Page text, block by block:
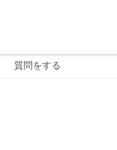
質問をする